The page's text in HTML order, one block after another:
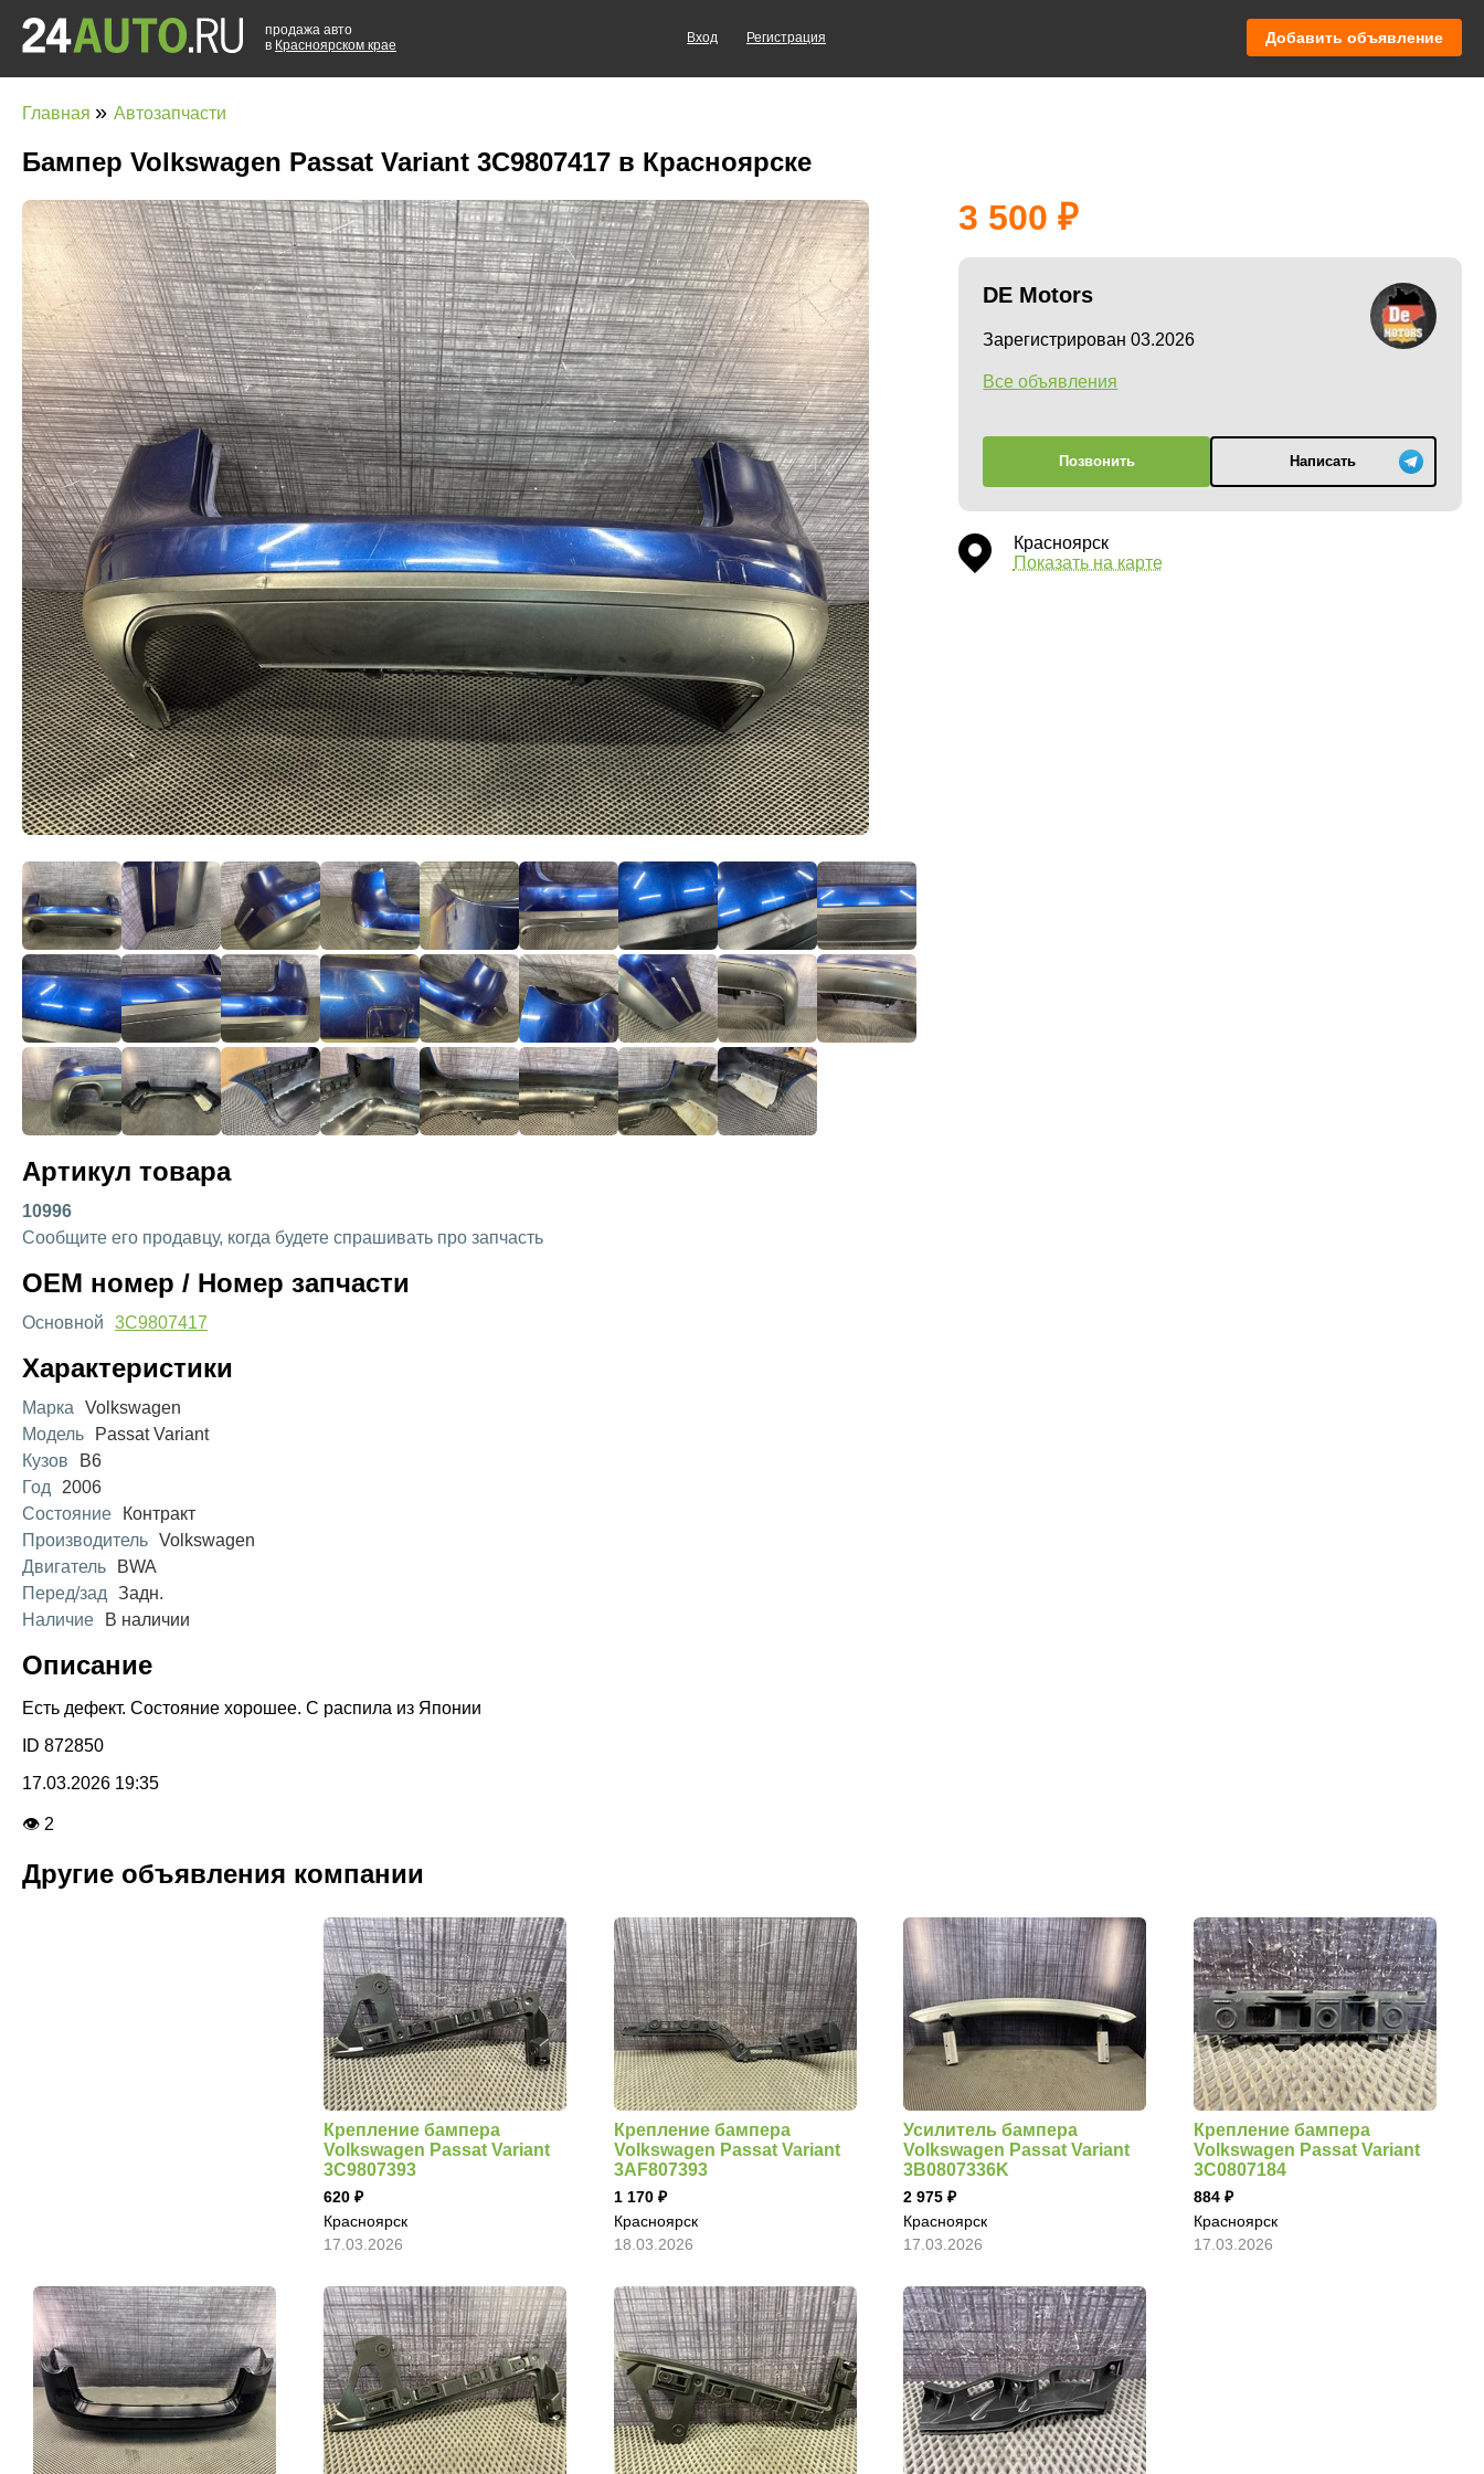
продажа авто
в Красноярском крае
Вход Регистрация Добавить объявление
Главная » Автозапчасти
Бампер Volkswagen Passat Variant 3C9807417 в Красноярске
3 500
DE Motors
Зарегистрирован 03.2026
Все объявления
Позвонить Написать
Красноярск
Показать на карте
Артикул товара
10996
Сообщите его продавцу, когда будете спрашивать про запчасть
OEM номер / Номер запчасти
Основной 3C9807417
Характеристики
Марка
Volkswagen
Модель
Passat Variant
Кузов
B6
Год
2006
Состояние
Контракт
Производитель Volkswagen
Двигатель
BWA
Перед/зад
Задн.
Наличие
В наличии
Описание
Есть дефект. Состояние хорошее. С распила из Японии
ID 872850
17.03.2026 19:35
👁 2
Другие объявления компании
Крепление бампера
Volkswagen Passat Variant
3C9807393
620
Красноярск
17.03.2026
Крепление бампера
Volkswagen Passat Variant
3AF807393
1 170
Красноярск
18.03.2026
Усилитель бампера
Volkswagen Passat Variant
3B0807336K
2 975
Красноярск
17.03.2026
Крепление бампера
Volkswagen Passat Variant
3C0807184
884
Красноярск
17.03.2026